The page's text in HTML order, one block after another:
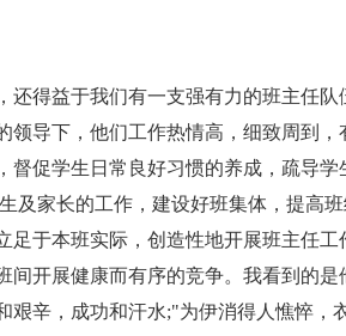
还得益于我们有一支强有力的班主任
领导下，他们工作热情高，细致周到
督促学生日常良好习惯的养成，疏导
及家长的工作，建设好班集体，提高
足于本班实际，创造性地开展班主任
间开展健康而有序的竞争。我看到的
艰辛，成功和汗水;"为伊消得人憔悴，